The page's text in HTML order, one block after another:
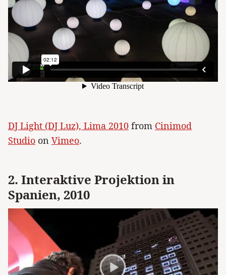
DJ Light (DJ Luz), Lima 2010 from Cinimod
Studio on Vimeo.
2. Interaktive Projektion in
Spanien, 2010